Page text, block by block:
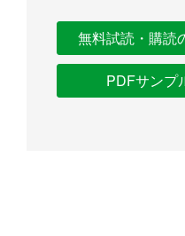
無料試読・購読
PDFサンプ